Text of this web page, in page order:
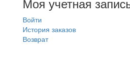
Войти
История заказов
Возврат